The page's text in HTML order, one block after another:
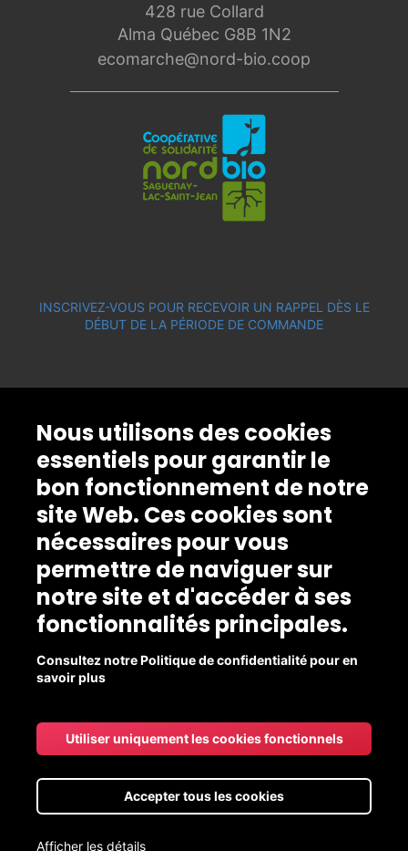
428 rue Collard
Alma Québec G8B 1N2
ecomarche@nord-bio.coop
INSCRIVEZ-VOUS POUR RECEVOIR UN RAPPEL DÈS LE
DÉBUT DE LA PÉRIODE DE COMMANDE
Nous utilisons des cookies
essentiels pour garantir le
bon fonctionnement de notre
site Web. Ces cookies sont
nécessaires pour vous
permettre de naviguer sur
notre site et d'accéder à ses
fonctionnalités principales.
Consultez notre Politique de confidentialité pour en
savoir plus
Utiliser uniquement les cookies fonctionnels
Accepter tous les cookies
Afficher les détails